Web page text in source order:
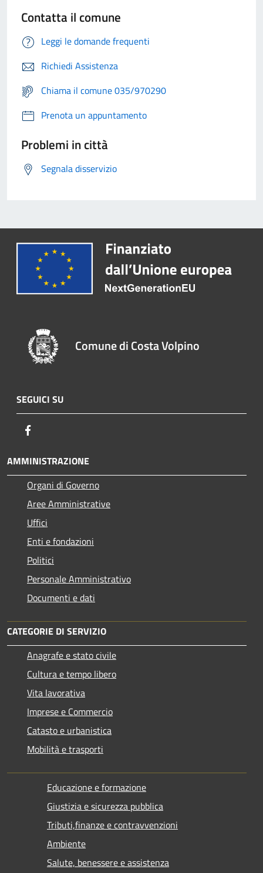
Contatta il comune
Leggi le domande frequenti
Richiedi Assistenza
Chiama il comune 035/970290
Prenota un appuntamento
Problemi in città
Segnala disservizio
Comune di Costa Volpino
SEGUICI SU
AMMINISTRAZIONE
Organi di Governo
Aree Amministrative
Uffici
Enti e fondazioni
Politici
Personale Amministrativo
Documenti e dati
CATEGORIE DI SERVIZIO
Anagrafe e stato civile
Cultura e tempo libero
Vita lavorativa
Imprese e Commercio
Catasto e urbanistica
Mobilità e trasporti
Educazione e formazione
Giustizia e sicurezza pubblica
Tributi,finanze e contravvenzioni
Ambiente
Salute, benessere e assistenza